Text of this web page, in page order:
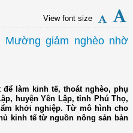
View font size
giảm nghèo nhờ
làm kinh tế, thoát nghèo, phụ
huyện Yên Lập, tỉnh Phú Thọ,
khởi nghiệp. Từ mô hình cho
kinh tế từ nguồn nông sản bản